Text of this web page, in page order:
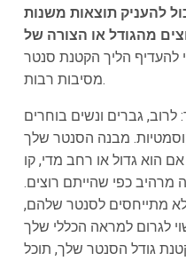
להעניק תוצאות משנות
מהגודל או הצורה של
להעדיף הליך הקטנת סנטר
מסיבות רבות.
גברים ונשים בוחרים
מבנה הסנטר שלך
הוא גדול או רחב מדי, קו
מרהיב כפי שהייתם רוצים.
מתייחסים לסנטר שלהם,
לגרום למראה הכללי שלך
גודל הסנטר שלך, תוכל